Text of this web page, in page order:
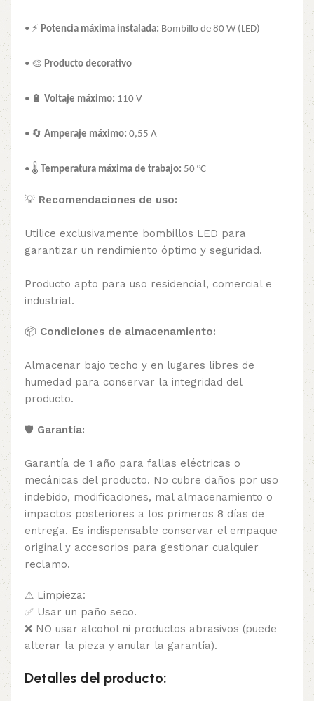
• ⚡ Potencia máxima instalada: Bombillo de 80 W (LED)
• 🎨 Producto decorativo
• 🔋 Voltaje máximo: 110 V
• 🔄 Amperaje máximo: 0,55 A
• 🌡️ Temperatura máxima de trabajo: 50 °C
💡 Recomendaciones de uso:
Utilice exclusivamente bombillos LED para
garantizar un rendimiento óptimo y seguridad.
Producto apto para uso residencial, comercial e
industrial.
📦 Condiciones de almacenamiento:
Almacenar bajo techo y en lugares libres de
humedad para conservar la integridad del
producto.
🛡️ Garantía:
Garantía de 1 año para fallas eléctricas o
mecánicas del producto. No cubre daños por uso
indebido, modificaciones, mal almacenamiento o
impactos posteriores a los primeros 8 días de
entrega. Es indispensable conservar el empaque
original y accesorios para gestionar cualquier
reclamo.
⚠ Limpieza:
✅ Usar un paño seco.
❌ NO usar alcohol ni productos abrasivos (puede
alterar la pieza y anular la garantía).
Detalles del producto: